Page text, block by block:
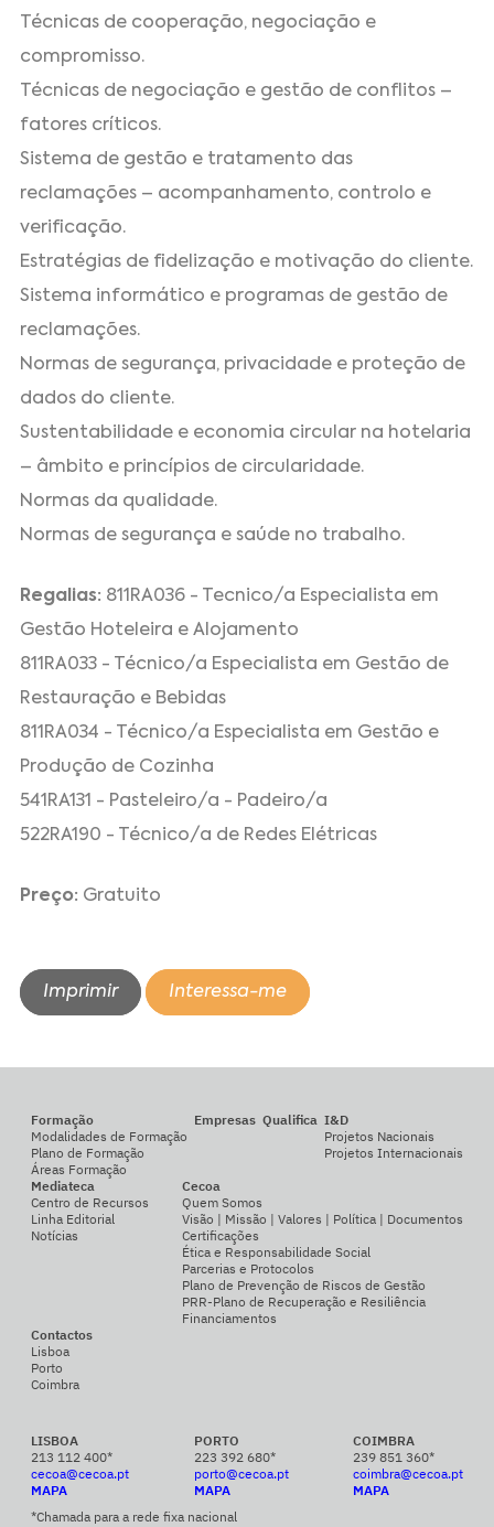
Técnicas de cooperação, negociação e
compromisso.
Técnicas de negociação e gestão de conflitos –
fatores críticos.
Sistema de gestão e tratamento das
reclamações – acompanhamento, controlo e
verificação.
Estratégias de fidelização e motivação do cliente.
Sistema informático e programas de gestão de
reclamações.
Normas de segurança, privacidade e proteção de
dados do cliente.
Sustentabilidade e economia circular na hotelaria
– âmbito e princípios de circularidade.
Normas da qualidade.
Normas de segurança e saúde no trabalho.
Regalias: 811RA036 - Tecnico/a Especialista em
Gestão Hoteleira e Alojamento
811RA033 - Técnico/a Especialista em Gestão de
Restauração e Bebidas
811RA034 - Técnico/a Especialista em Gestão e
Produção de Cozinha
541RA131 - Pasteleiro/a - Padeiro/a
522RA190 - Técnico/a de Redes Elétricas
Preço: Gratuito
Imprimir Interessa-me
Formação
Modalidades de Formação
Plano de Formação
Áreas Formação
Empresas Qualifica I&D
Projetos Nacionais
Projetos Internacionais
Mediateca
Centro de Recursos
Linha Editorial
Notícias
Cecoa
Quem Somos
Visão | Missão | Valores | Política | Documentos
Certificações
Ética e Responsabilidade Social
Parcerias e Protocolos
Plano de Prevenção de Riscos de Gestão
PRR-Plano de Recuperação e Resiliência
Financiamentos
Contactos
Lisboa
Porto
Coimbra
LISBOA
213 112 400*
cecoa@cecoa.pt
MAPA
PORTO
223 392 680*
porto@cecoa.pt
MAPA
COIMBRA
239 851 360*
coimbra@cecoa.pt
MAPA
*Chamada para a rede fixa nacional